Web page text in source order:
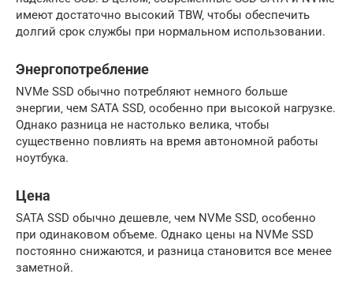
имеют достаточно высокий TBW‚ чтобы обеспечить
долгий срок службы при нормальном использовании.
Энергопотребление
NVMe SSD обычно потребляют немного больше
энергии‚ чем SATA SSD‚ особенно при высокой нагрузке.
Однако разница не настолько велика‚ чтобы
существенно повлиять на время автономной работы
ноутбука.
Цена
SATA SSD обычно дешевле‚ чем NVMe SSD‚ особенно
при одинаковом объеме. Однако цены на NVMe SSD
постоянно снижаются‚ и разница становится все менее
заметной.